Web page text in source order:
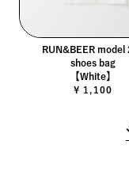
RUN&BEER model
shoes bag
【White】
¥ 1,100